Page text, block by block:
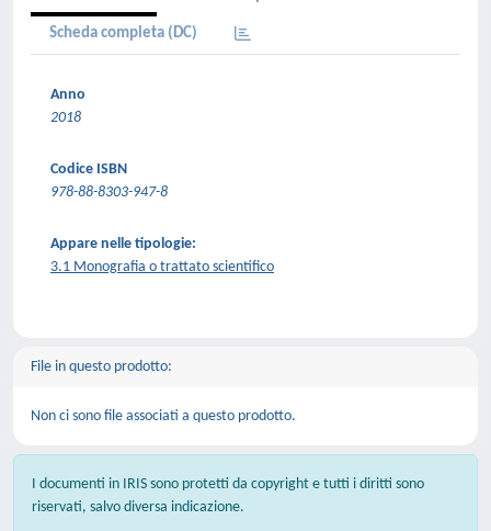
Scheda completa (DC)
Anno
2018
Codice ISBN
978-88-8303-947-8
Appare nelle tipologie:
3.1 Monografia o trattato scientifico
File in questo prodotto:
Non ci sono file associati a questo prodotto.
I documenti in IRIS sono protetti da copyright e tutti i diritti sono
riservati, salvo diversa indicazione.